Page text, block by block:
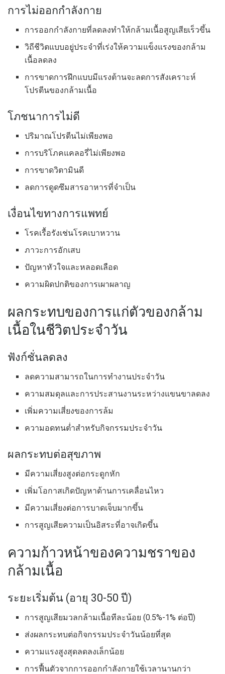
การไม่ออกกำลังกาย
การออกกำลังกายที่ลดลงทำให้กล้ามเนื้อสูญเสียเร็วขึ้น
วิถีชีวิตแบบอยู่ประจำที่เร่งให้ความแข็งแรงของกล้าม
เนื้อลดลง
การขาดการฝึกแบบมีแรงต้านจะลดการสังเคราะห์
โปรตีนของกล้ามเนื้อ
โภชนาการไม่ดี
ปริมาณโปรตีนไม่เพียงพอ
การบริโภคแคลอรี่ไม่เพียงพอ
การขาดวิตามินดี
ลดการดูดซึมสารอาหารที่จำเป็น
เงื่อนไขทางการแพทย์
โรคเรื้อรังเช่นโรคเบาหวาน
ภาวะการอักเสบ
ปัญหาหัวใจและหลอดเลือด
ความผิดปกติของการเผาผลาญ
ผลกระทบของการแก่ตัวของกล้าม
เนื้อในชีวิตประจำวัน
ฟังก์ชั่นลดลง
ลดความสามารถในการทำงานประจำวัน
ความสมดุลและการประสานงานระหว่างแขนขาลดลง
เพิ่มความเสี่ยงของการล้ม
ความอดทนต่ำสำหรับกิจกรรมประจำวัน
ผลกระทบต่อสุขภาพ
มีความเสี่ยงสูงต่อกระดูกหัก
เพิ่มโอกาสเกิดปัญหาด้านการเคลื่อนไหว
มีความเสี่ยงต่อการบาดเจ็บมากขึ้น
การสูญเสียความเป็นอิสระที่อาจเกิดขึ้น
ความก้าวหน้าของความชราของ
กล้ามเนื้อ
ระยะเริ่มต้น (อายุ 30-50 ปี)
การสูญเสียมวลกล้ามเนื้อทีละน้อย (0.5%-1% ต่อปี)
ส่งผลกระทบต่อกิจกรรมประจำวันน้อยที่สุด
ความแรงสูงสุดลดลงเล็กน้อย
การฟื้นตัวจากการออกกำลังกายใช้เวลานานกว่า